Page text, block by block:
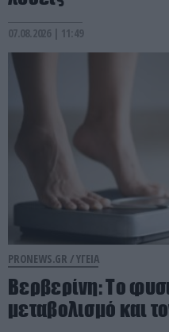
07.08.2026 | 11:49
PRONEWS.GR /ΥΓΕΙΑ
Βερβερίνη: Το
μεταβολισμό και